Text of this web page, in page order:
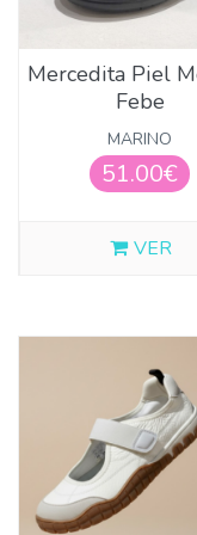
VIVANT
DORIAN GRAY
QUICKAS
TITANITOS
YOWAS
RALFIS
LANDOS
GIOSEPPO
JUANA
DIVERKIDS
Mercedita Piel
Febe
MARINO
51.00€
VER